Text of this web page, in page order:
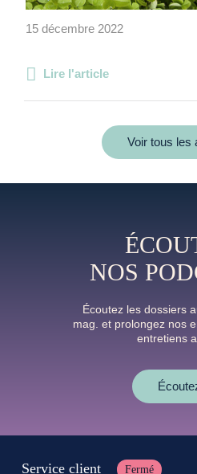
15 décembre 2022
Lire l'article
Voir tous les
NOS
Écoutez les dossiers
mag. et prolongez nos
entretiens
Service client Fermé